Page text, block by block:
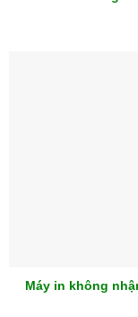
Máy in không